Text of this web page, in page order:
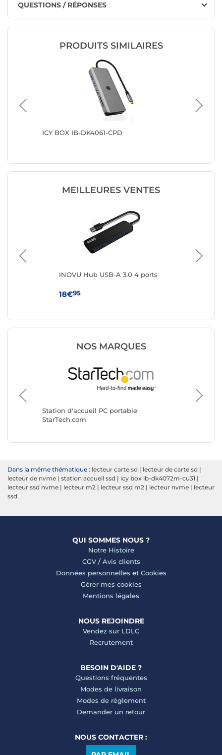
QUESTIONS / RÉPONSES
PRODUITS SIMILAIRES
ICY BOX IB-DK4061-CPD
MEILLEURES VENTES
INOVU Hub USB-A 3.0 4 ports
18€95
NOS MARQUES
Station d'accueil PC portable
StarTech.com
Station
i-tec
Dans la même thématique : lecteur carte sd | lecteur de carte sd |
lecteur de nvme | station accueil ssd | icy box ib-dk4072m-cu31 |
lecteur ssd nvme | lecteur m2 | lecteur ssd m2 | lecteur nvme | lecteur
ssd
QUI SOMMES NOUS ?
Notre Histoire
CGV/ Avis clients
Données personnelles et Cookies
Gérer mes cookies
Mentions légales
NOUS REJOINDRE
Vendez sur LDLC
Recrutement
BESOIN D'AIDE ?
Questions fréquentes
Modes de livraison
Modes de règlement
Demander un retour
NOUS CONTACTER :